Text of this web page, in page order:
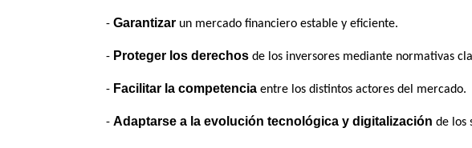
- Garantizar un mercado financiero estable y eficiente.
- Proteger los derechos de los inversores mediante normativas
- Facilitar la competencia entre los distintos actores del mercado.
- Adaptarse a la evolución tecnológica y digitalización de los